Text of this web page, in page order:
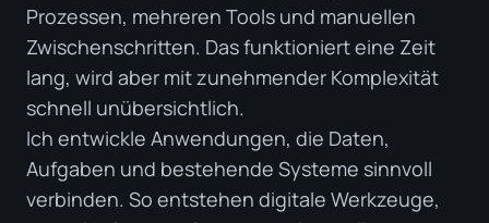
Prozessen, mehreren Tools und manuellen
Zwischenschritten. Das funktioniert eine Zeit
lang, wird aber mit zunehmender Komplexität
schnell unübersichtlich.
Ich entwickle Anwendungen, die Daten,
Aufgaben und bestehende Systeme sinnvoll
verbinden. So entstehen digitale Werkzeuge,